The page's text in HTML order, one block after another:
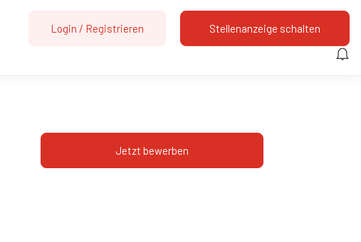
Login / Registrieren Stellenanzeige schalten
Jetzt bewerben